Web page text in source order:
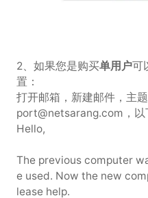
2、如果您是购买单用户可
置：
打开邮箱，新建邮件，主
port@netsarang.com，以
Hello,
The previous computer
e used. Now the new
lease help.